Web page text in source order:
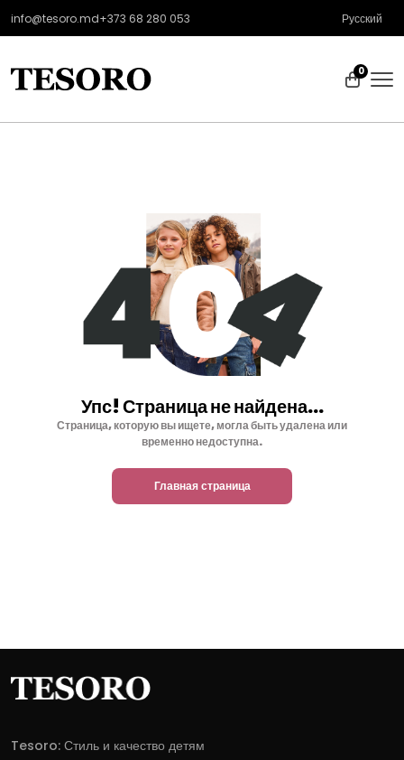
info@tesoro.md+373 68 280 053 Русский
0
Упс! Страница не найдена...
Страница, которую вы ищете, могла быть удалена или
временно недоступна.
Главная страница
Tesoro: Стиль и качество детям